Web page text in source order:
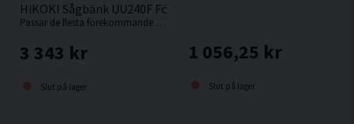
HiKOKI Sågbänk UU240F För Kap-/Gersåg
Passar de flesta förekommande kap-/gersågar.
3 343 kr
Slut på lager
1 056,25 kr
Slut på lager